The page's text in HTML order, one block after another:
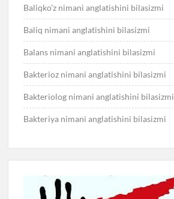
Baliqko’z nimani anglatishini bilasizmi
Baliq nimani anglatishini bilasizmi
Balans nimani anglatishini bilasizmi
Bakterioz nimani anglatishini bilasizmi
Bakteriolog nimani anglatishini bilasizmi
Bakteriya nimani anglatishini bilasizmi